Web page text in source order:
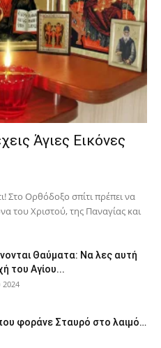
Άγιες Εικόνες
Στο Ορθόδοξο σπίτι πρέπει να
του Χριστού, της Παν­αγίας και
Θαύματα: Να λες αυτή
του Αγίου...
2024
φοράνε Σταυρό στο λαιμό…